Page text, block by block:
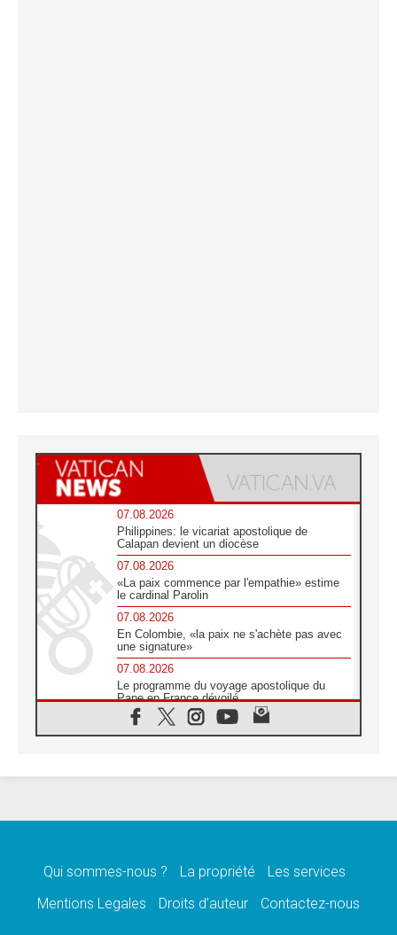
07.08.2026
Philippines: le vicariat apostolique de
Calapan devient un diocèse
07.08.2026
«La paix commence par l'empathie» estime
le cardinal Parolin
07.08.2026
En Colombie, «la paix ne s'achète pas avec
une signature»
07.08.2026
Le programme du voyage apostolique du
Pape en France dévoilé
07.08.2026
1ère Conférence continentale sur l'éducation
07.08.2026
07.08.2026
lancement des «dix jours de prière pour la
Qui sommes-nous ? La propriété
Les services
Mentions Legales
Droits d’auteur Contactez-nous